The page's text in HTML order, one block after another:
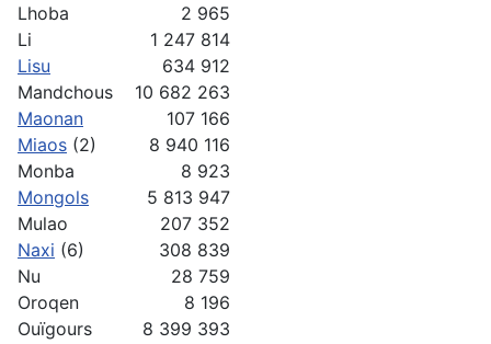
Lhoba
2 965
Li
1 247 814
Lisu
634 912
Mandchous
10 682 263
Maonan
107 166
Miaos (2)
8 940 116
Monba
8 923
Mongols
5 813 947
Mulao
207 352
Naxi (6)
308 839
Nu
28 759
Oroqen
8 196
Ouïgours
8 399 393